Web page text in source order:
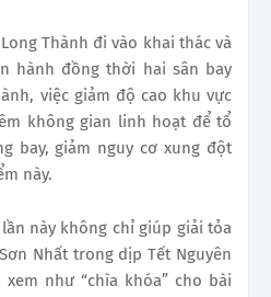
Thành đi vào khai thác và
hành đồng thời hai sân bay
việc giảm độ cao khu vực
không gian linh hoạt để tổ
bay, giảm nguy cơ xung đột
này.
này không chỉ giúp giải tỏa
Nhất trong dịp Tết Nguyên
như “chìa khóa” cho bài